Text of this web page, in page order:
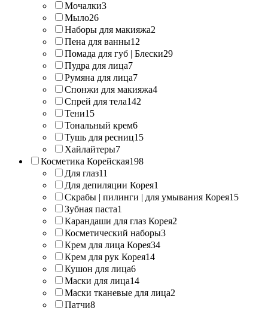
Мочалки3
Мыло26
Наборы для макияжа2
Пена для ванны12
Помада для губ | Блески29
Пудра для лица7
Румяна для лица7
Спонжи для макияжа4
Спрей для тела142
Тени15
Тональный крем6
Тушь для ресниц15
Хайлайтеры7
Косметика Корейская198
Для глаз11
Для депиляции Корея1
Скрабы | пилинги | для умывания Корея15
Зубная паста1
Карандаши для глаз Корея2
Косметический наборы3
Крем для лица Корея34
Крем для рук Корея14
Кушон для лица6
Маски для лица14
Маски тканевые для лица2
Патчи8